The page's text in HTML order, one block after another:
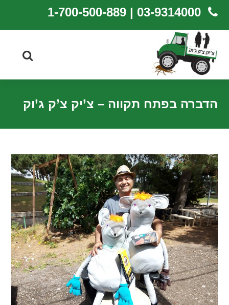
03-9314000 | 1-700-500-889
הדברה בפתח תקווה – צ’יק צ’ק ג’וק